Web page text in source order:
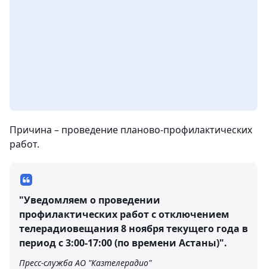
Причина – проведение планово-профилактических
работ.
"Уведомляем о проведении
профилактических работ с отключением
телерадиовещания 8 ноября текущего года в
период с 3:00-17:00 (по времени Астаны)".
Пресс-служба АО "Казтелерадио"